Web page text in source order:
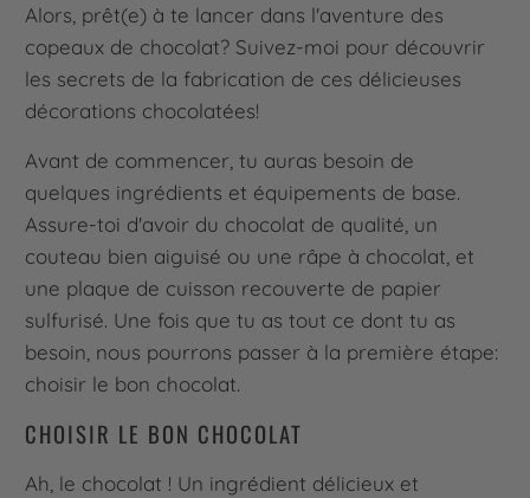
Alors, prêt(e) à te lancer dans l'aventure des
copeaux de chocolat? Suivez-moi pour découvrir
les secrets de la fabrication de ces délicieuses
décorations chocolatées!
Avant de commencer, tu auras besoin de
quelques ingrédients et équipements de base.
Assure-toi d'avoir du chocolat de qualité, un
couteau bien aiguisé ou une râpe à chocolat, et
une plaque de cuisson recouverte de papier
sulfurisé. Une fois que tu as tout ce dont tu as
besoin, nous pourrons passer à la première étape:
choisir le bon chocolat.
CHOISIR LE BON CHOCOLAT
Ah, le chocolat ! Un ingrédient délicieux et